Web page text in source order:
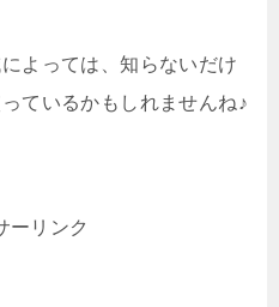
よっては、知らないだけ
ているかもしれませんね♪
ーリンク